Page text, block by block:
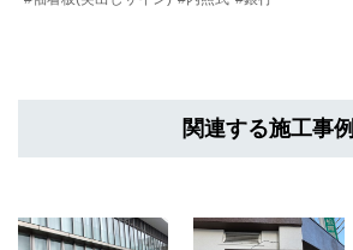
関連する施工事例